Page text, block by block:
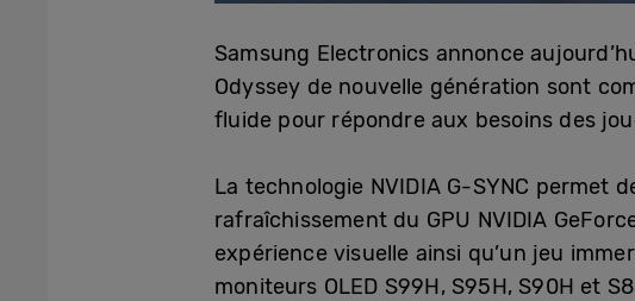
Samsung Electronics annonce
Odyssey de nouvelle génération sont
fluide pour répondre aux besoins des
La technologie NVIDIA G-SYNC permet
rafraîchissement du GPU NVIDIA
expérience visuelle ainsi qu’un jeu
moniteurs OLED S99H, S95H, S90H et